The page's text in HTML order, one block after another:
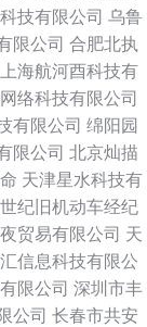
技有限公司 乌鲁
限公司 合肥北执
上海航河酉科技有
络科技有限公司
有限公司 绵阳园
限公司 北京灿描
天津星水科技有
纪旧机动车经纪
夜贸易有限公司 天
信息科技有限公
限公司 深圳市丰
公司 长春市共安